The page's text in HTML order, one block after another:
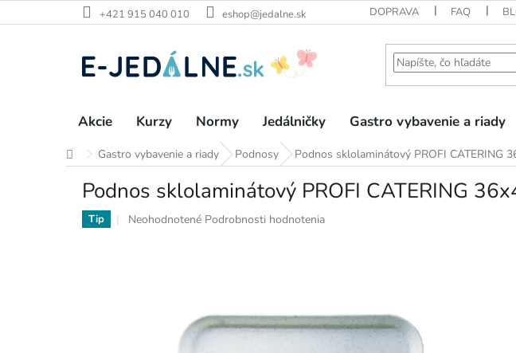
na
+421 915 040 010 eshop@jedalne.sk DOPRAVA FAQ
Akcie Kurzy Normy Jedálničky Gastro vybavenie a riady
DomovGastro vybavenie a riady Podnosy Podnos sklolaminátový PROFI CATERING
Podnos sklolaminátový PROFI CATERING
Tip
Priemerné
Neohodnotené Podrobnosti hodnotenia